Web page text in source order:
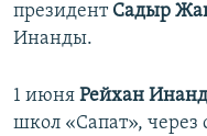
президент Садыр
Инанды.
1 июня Рейхан
школ «Сапат», через